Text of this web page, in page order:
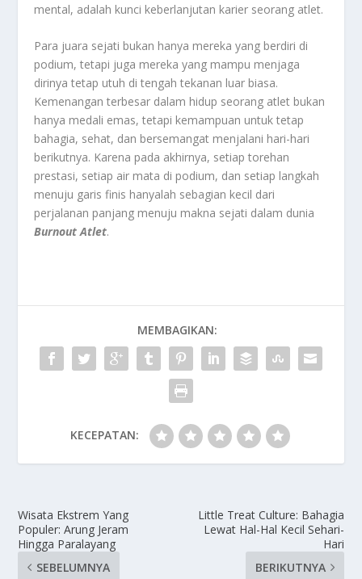
mental, adalah kunci keberlanjutan karier seorang atlet.
Para juara sejati bukan hanya mereka yang berdiri di
podium, tetapi juga mereka yang mampu menjaga
dirinya tetap utuh di tengah tekanan luar biasa.
Kemenangan terbesar dalam hidup seorang atlet bukan
hanya medali emas, tetapi kemampuan untuk tetap
bahagia, sehat, dan bersemangat menjalani hari-hari
berikutnya. Karena pada akhirnya, setiap torehan
prestasi, setiap air mata di podium, dan setiap langkah
menuju garis finis hanyalah sebagian kecil dari
perjalanan panjang menuju makna sejati dalam dunia
Burnout Atlet.
MEMBAGIKAN:
KECEPATAN:
Wisata Ekstrem Yang
Populer: Arung Jeram
Hingga Paralayang
SEBELUMNYA
Little Treat Culture: Bahagia
Lewat Hal-Hal Kecil Sehari-
Hari
BERIKUTNYA